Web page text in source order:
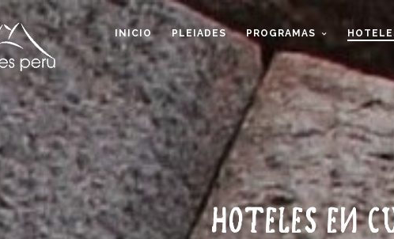
INICIO PLEIADES PROGRAMAS
HOTELES EN